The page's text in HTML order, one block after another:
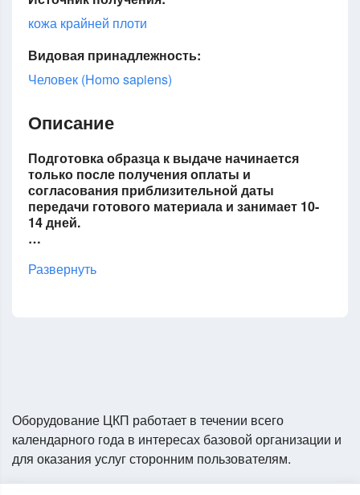
кожа крайней плоти
Видовая принадлежность:
Человек (Homo sapiens)
Описание
Подготовка образца к выдаче начинается
только после получения оплаты и
согласования приблизительной даты
передачи готового материала и занимает 10-
14 дней.
…
Развернуть
Оборудование ЦКП работает в течении всего
календарного года в интересах базовой организации и
для оказания услуг сторонним пользователям.